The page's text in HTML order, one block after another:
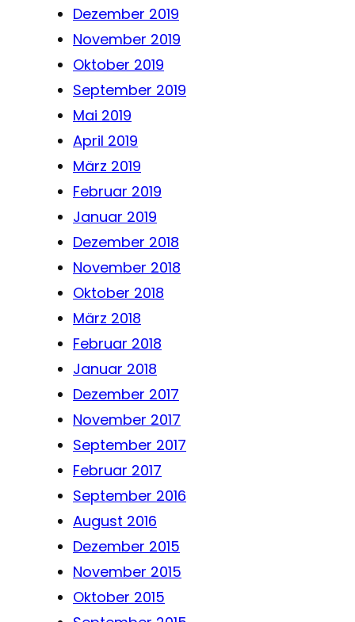
Dezember 2019
November 2019
Oktober 2019
September 2019
Mai 2019
April 2019
März 2019
Februar 2019
Januar 2019
Dezember 2018
November 2018
Oktober 2018
März 2018
Februar 2018
Januar 2018
Dezember 2017
November 2017
September 2017
Februar 2017
September 2016
August 2016
Dezember 2015
November 2015
Oktober 2015